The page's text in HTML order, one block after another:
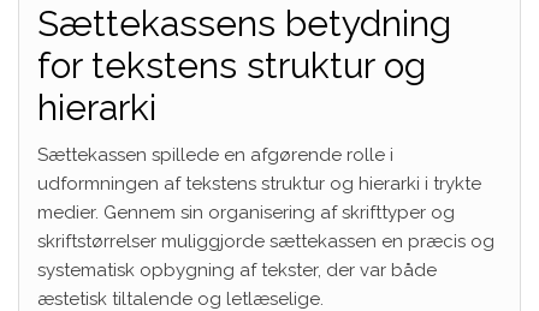
Sættekassens betydning
for tekstens struktur og
hierarki
Sættekassen spillede en afgørende rolle i
udformningen af tekstens struktur og hierarki i trykte
medier. Gennem sin organisering af skrifttyper og
skriftstørrelser muliggjorde sættekassen en præcis og
systematisk opbygning af tekster, der var både
æstetisk tiltalende og letlæselige.